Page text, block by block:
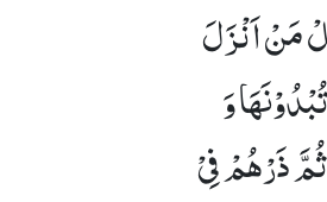
مَنْ اَنْزَلَ
وَ
ذَرْهُمْ فِیْ